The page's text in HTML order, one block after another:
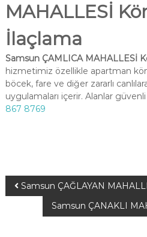
MAHALLESİ
İlaçlama
Samsun ÇAMLICA MAHALLESİ
hizmetimiz özellikle apartman
böcek, fare ve diğer zararlı
uygulamaları içerir. Alanlar
867 8769
Samsun ÇAĞLAYAN
Samsun ÇANAKLI